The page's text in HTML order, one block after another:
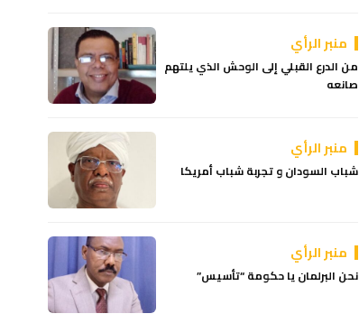
منبر الرأي
من الدرع القبلي إلى الوحش الذي يلتهم
صانعه
منبر الرأي
شباب السودان و تجربة شباب أمريكا
منبر الرأي
نحن البرلمان يا حكومة “تأسيس”